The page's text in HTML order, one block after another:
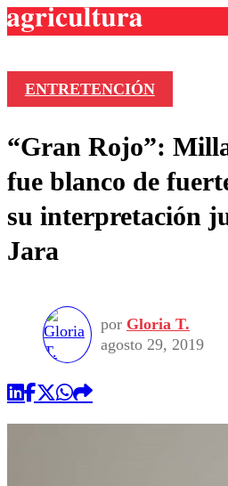
Frecuencias
Agricultura TV
Deportes
Colo Colo
Torneo
Torneo Nacional
Entretención
Internacional
Nacional
Programas
Comercial
ENTRETENCIÓN
“Gran Rojo”:
fue blanco de
su interpretación
Jara
por Gloria T.
agosto 29, 2019